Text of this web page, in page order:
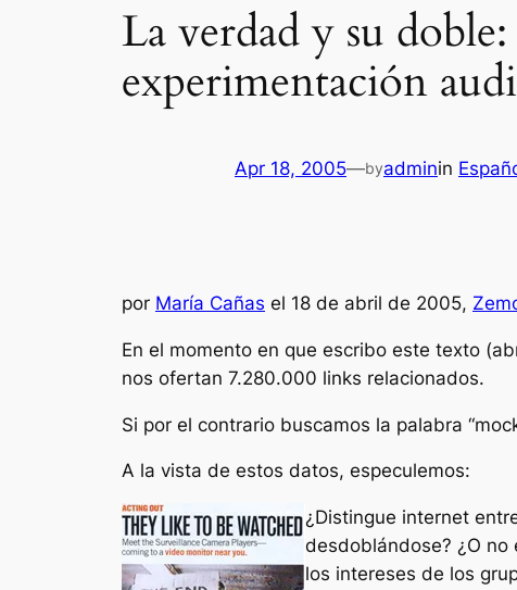
La verdad y su
experimentación
Apr 18, 2005—byadminin
por María Cañas el 18 de abril de 2005,
En el momento en que escribo este texto
nos ofertan 7.280.000 links relacionados.
Si por el contrario buscamos la palabra
A la vista de estos datos, especulemos:
¿Distingue internet
desdoblándose? ¿O
los intereses de los